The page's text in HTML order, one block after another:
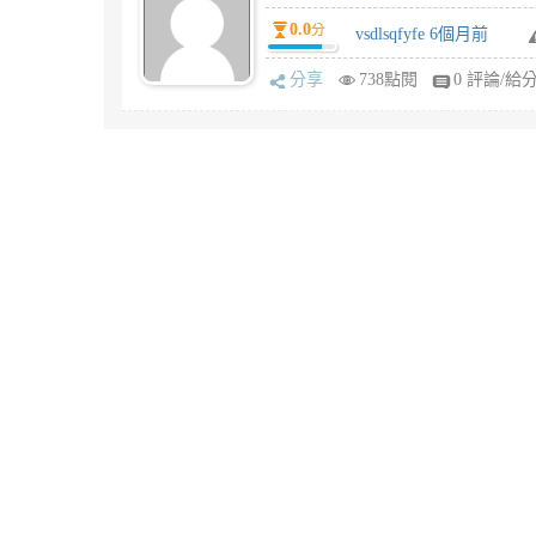
0.0分 vsdlsqfyfe 6個月前
分享 738點閱 0 評論/給